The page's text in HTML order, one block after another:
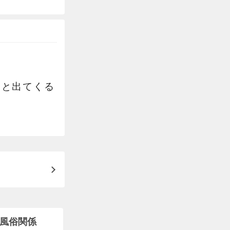
出てくる
風俗関係